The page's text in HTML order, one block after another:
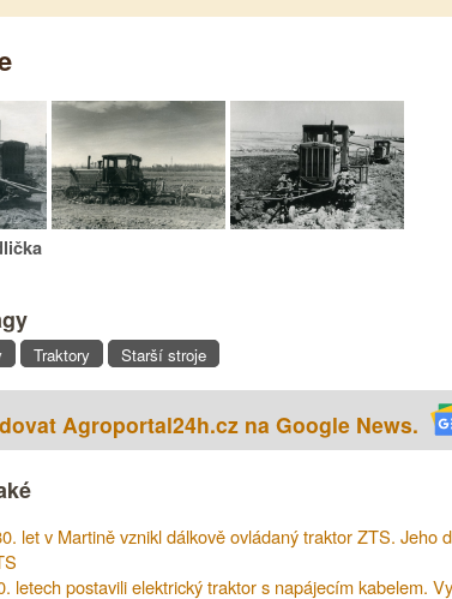
Traktory Starší stroje
Agroportal24h.cz na Google News.
let v Martině vznikl dálkově ovládaný traktor ZTS. Jeho
letech postavili elektrický traktor s napájecím kabelem.